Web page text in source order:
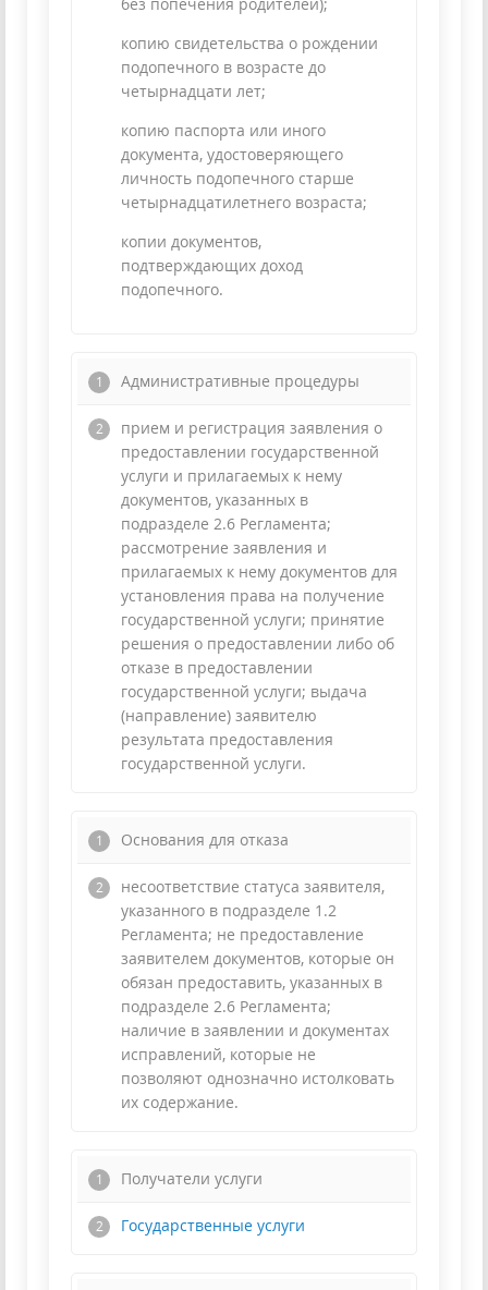
копию свидетельства о рождении
подопечного в возрасте до
четырнадцати лет;
копию паспорта или иного
документа, удостоверяющего
личность подопечного старше
четырнадцатилетнего возраста;
копии документов,
подтверждающих доход
подопечного.
Административные процедуры
прием и регистрация заявления о
предоставлении государственной
услуги и прилагаемых к нему
документов, указанных в
подразделе 2.6 Регламента;
рассмотрение заявления и
прилагаемых к нему документов для
установления права на получение
государственной услуги; принятие
решения о предоставлении либо об
отказе в предоставлении
государственной услуги; выдача
(направление) заявителю
результата предоставления
государственной услуги.
Основания для отказа
несоответствие статуса заявителя,
указанного в подразделе 1.2
Регламента; не предоставление
заявителем документов, которые он
обязан предоставить, указанных в
подразделе 2.6 Регламента;
наличие в заявлении и документах
исправлений, которые не
позволяют однозначно истолковать
их содержание.
Получатели услуги
Государственные услуги